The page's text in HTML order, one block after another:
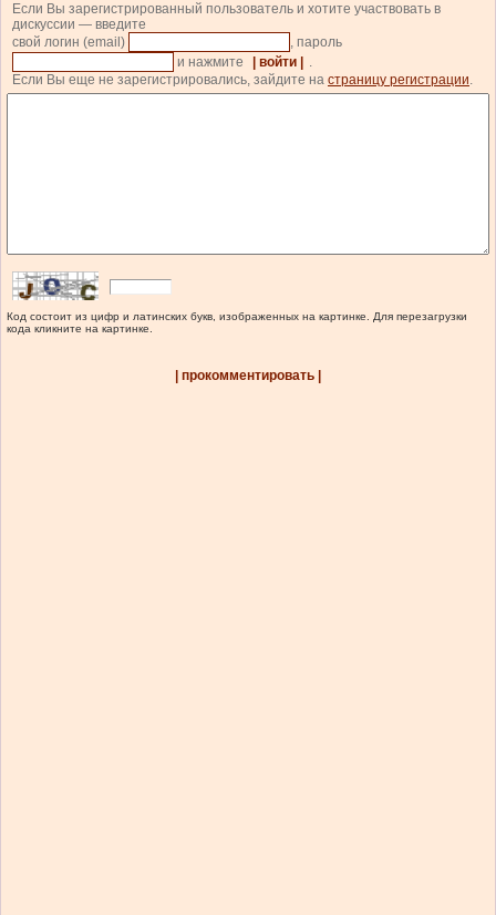
Если Вы зарегистрированный пользователь и хотите участвовать в
дискуссии — введите
свой логин (email)
, пароль
и нажмите
| войти |
.
Если Вы еще не зарегистрировались, зайдите на страницу регистрации.
Код состоит из цифр и латинских букв, изображенных на картинке. Для перезагрузки
кода кликните на картинке.
| прокомментировать |